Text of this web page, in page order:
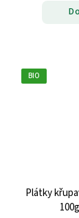
BIO
Plátky